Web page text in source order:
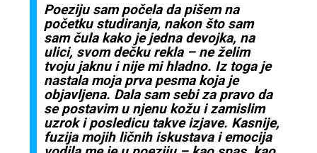
Poeziju sam počela da pišem na
početku studiranja, nakon što sam
sam čula kako je jedna devojka, na
ulici, svom dečku rekla – ne želim
tvoju jaknu i nije mi hladno. Iz toga je
nastala moja prva pesma koja je
objavljena. Dala sam sebi za pravo da
se postavim u njenu kožu i zamislim
uzrok i posledicu takve izjave. Kasnije,
fuzija mojih ličnih iskustava i emocija